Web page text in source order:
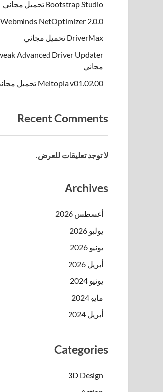
Bootstrap Studio تحميل مجاني
Webminds NetOptimizer 2.0.0 تحميل مجاني
DriverMax تحميل مجاني
مجاني
Meltopia v01.02.00 تحميل مجاني
Recent Comments
لا توجد تعليقات للعرض.
Archives
أغسطس 2026
يوليو 2026
يونيو 2026
أبريل 2026
يونيو 2024
مايو 2024
أبريل 2024
Categories
3D Design